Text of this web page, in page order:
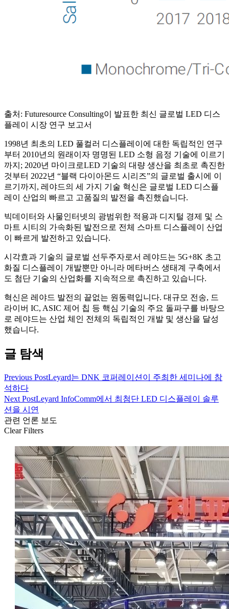
출처: Futuresource Consulting이 발표한 최신 글로벌 LED 디스
플레이 시장 연구 보고서
1998년 최초의 LED 풀컬러 디스플레이에 대한 독립적인 연구
부터 2010년의 원래이자 명명된 LED 소형 음정 기술에 이르기
까지; 2020년 마이크로LED 기술의 대량 생산을 최초로 촉진한
것부터 2022년 “블랙 다이아몬드 시리즈”의 글로벌 출시에 이
르기까지, 레야드의 세 가지 기술 혁신은 글로벌 LED 디스플
레이 산업의 빠르고 고품질의 발전을 촉진했습니다.
빅데이터와 사물인터넷의 광범위한 적용과 디지털 경제 및 스
마트 시티의 가속화된 발전으로 전체 스마트 디스플레이 산업
이 빠르게 발전하고 있습니다.
시각효과 기술의 글로벌 선두주자로서 레야드는 5G+8K 초고
화질 디스플레이 개발뿐만 아니라 메타버스 생태계 구축에서
도 첨단 기술의 산업화를 지속적으로 촉진하고 있습니다.
혁신은 레야드 발전의 끝없는 원동력입니다. 대규모 전송, 드
라이버 IC, ASIC 제어 칩 등 핵심 기술의 주요 돌파구를 바탕으
로 레야드는 산업 체인 전체의 독립적인 개발 및 생산을 달성
했습니다.
글 탐색
Previous PostLeyard는 DNK 코퍼레이션이 주최한 세미나에 참
석하다
Next PostLeyard InfoComm에서 최첨단 LED 디스플레이 솔루
션을 시연
관련 언론 보도
Clear Filters